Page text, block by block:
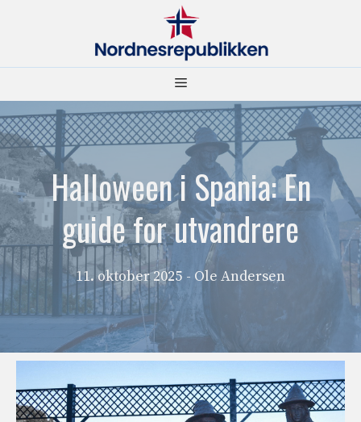
Meny
Halloween i Spania: En
guide for utvandrere
11. oktober 2025 - Ole Andersen